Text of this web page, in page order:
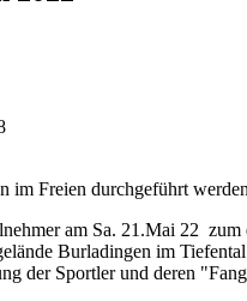
im Freien durchgeführt
am Sa. 21.Mai 22
Burladingen im
der Sportler und deren